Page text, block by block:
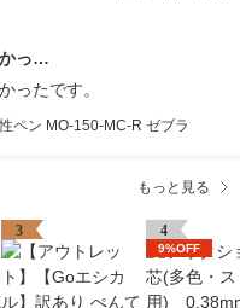
かっ…
ったです。
ペン MO-150-MC-R ゼブラ
もっと見る
3 4
9%OFF